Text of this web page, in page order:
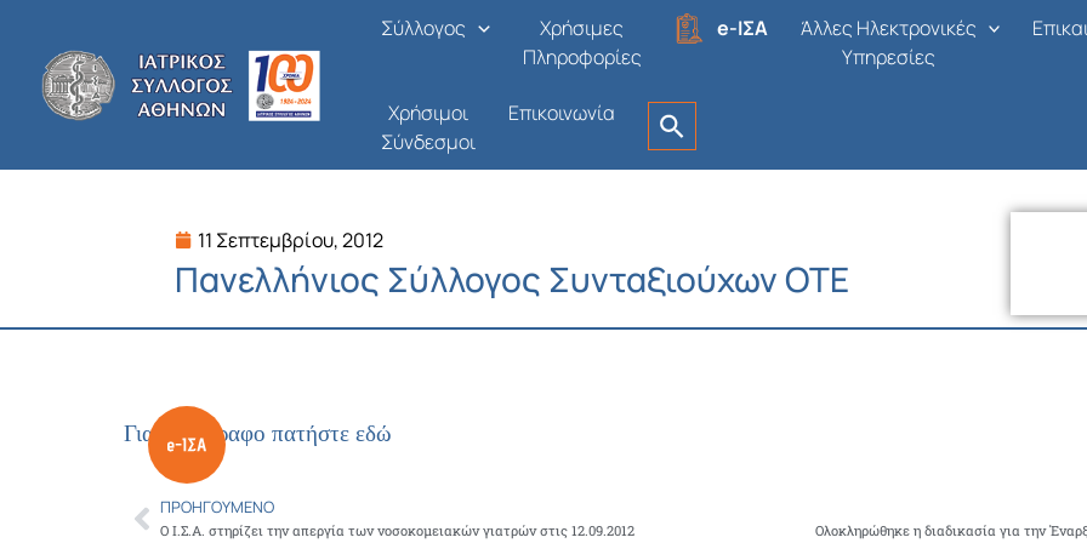
περιεχόμενο
Σύλλογος
Χρήσιμες
Πληροφορίες
e-ΙΣΑ
Άλλες Ηλεκτρονικές
Υπηρεσίες
Χρήσιμοι
Σύνδεσμοι
Επικοινωνία
11 Σεπτεμβρίου, 2012
Πανελλήνιος Σύλλογος Συνταξιούχων ΟΤΕ
Για το έγγραφο πατήστε εδώ
Prev
ΠΡΟΗΓΟΎΜΕΝΟ
Ο Ι.Σ.Α. στηρίζει την απεργία των νοσοκομειακών γιατρών στις 12.09.2012